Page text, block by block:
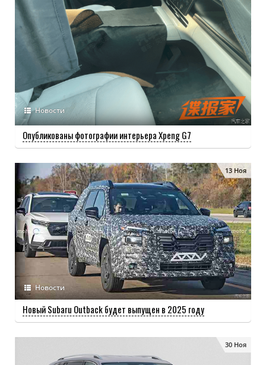
Новости
Опубликованы фотографии интерьера Xpeng G7
13 Ноя
Новости
Новый Subaru Outback будет выпущен в 2025 году
30 Ноя